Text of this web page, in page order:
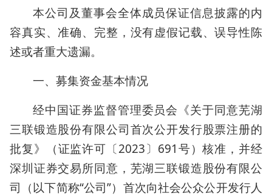
本公司及董事会全体成员保证信息披露的内
容真实、准确、完整，没有虚假记载、误导性陈
述或者重大遗漏。
一、募集资金基本情况
经中国证券监督管理委员会《关于同意芜湖
三联锻造股份有限公司首次公开发行股票注册的
批复》（证监许可〔2023〕691号）核准，并经
深圳证券交易所同意，芜湖三联锻造股份有限公
司（以下简称“公司”）首次向社会公众公开发行人